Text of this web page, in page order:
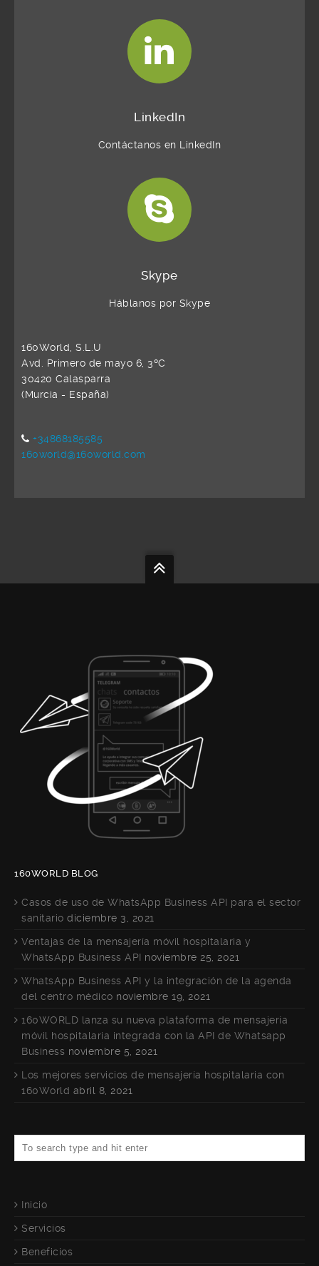
LinkedIn
Contáctanos en LinkedIn
Skype
Háblanos por Skype
160World, S.L.U
Avd. Primero de mayo 6, 3ºC
30420 Calasparra
(Murcia - España)
+34868185585
160world@160world.com
160WORLD BLOG
Casos de uso de WhatsApp Business API para el sector
sanitario diciembre 3, 2021
Ventajas de la mensajería móvil hospitalaria y
WhatsApp Business API noviembre 25, 2021
WhatsApp Business API y la integración de la agenda
del centro médico noviembre 19, 2021
160WORLD lanza su nueva plataforma de mensajería
móvil hospitalaria integrada con la API de Whatsapp
Business noviembre 5, 2021
Los mejores servicios de mensajería hospitalaria con
160World abril 8, 2021
Inicio
Servicios
Beneficios